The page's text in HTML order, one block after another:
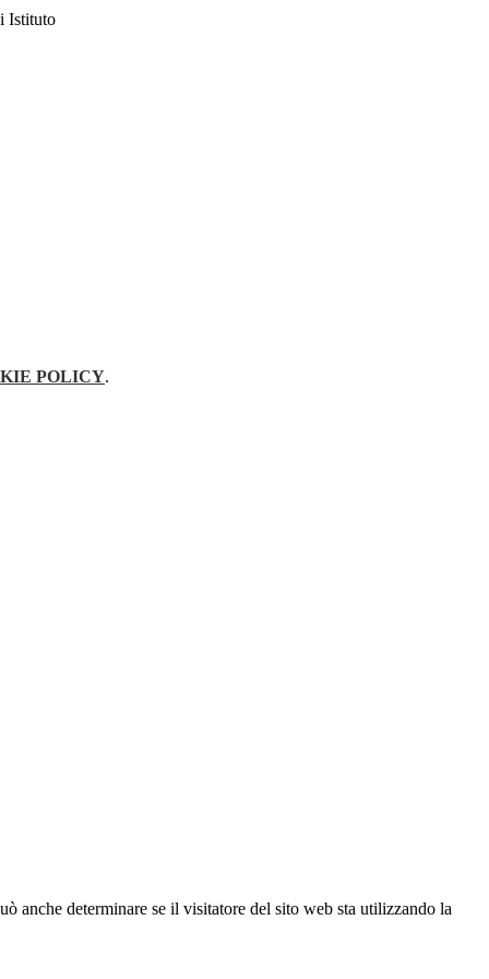
Istituto
POLICY.
anche determinare se il visitatore del sito web sta utilizzando la